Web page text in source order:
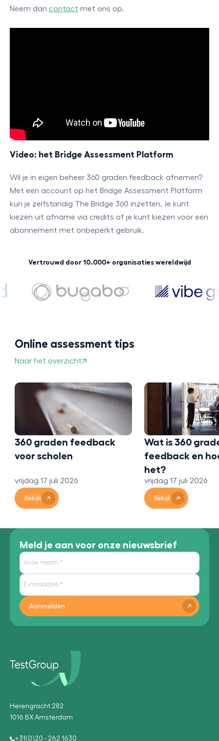
Neem dan contact met ons op.
Video: het Bridge Assessment Platform
Wil je in eigen beheer 360 graden feedback afnemen?
Met een account op het Bridge Assessment Platform
kun je zelfstandig The Bridge 360 inzetten. Je kunt
kiezen uit afname via credits of je kunt kiezen voor een
abonnement met onbeperkt gebruik.
Vertrouwd door 10.000+ organisaties wereldwijd
Online assessment tips
Naar het overzicht
360 graden feedback
voor scholen
vrijdag 17 juli 2026
Bekijk
Wat is 360
feedback en
het?
vrijdag 17 juli 2026
Bekijk
Meld je aan voor onze nieuwsbrief
Aanmelden
Herengracht 282
1016 BX Amsterdam
+31(0)20 - 262 1630